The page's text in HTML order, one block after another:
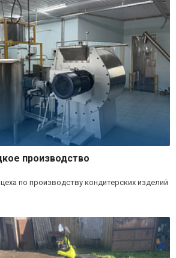
производство
по производству кондитерских изделий